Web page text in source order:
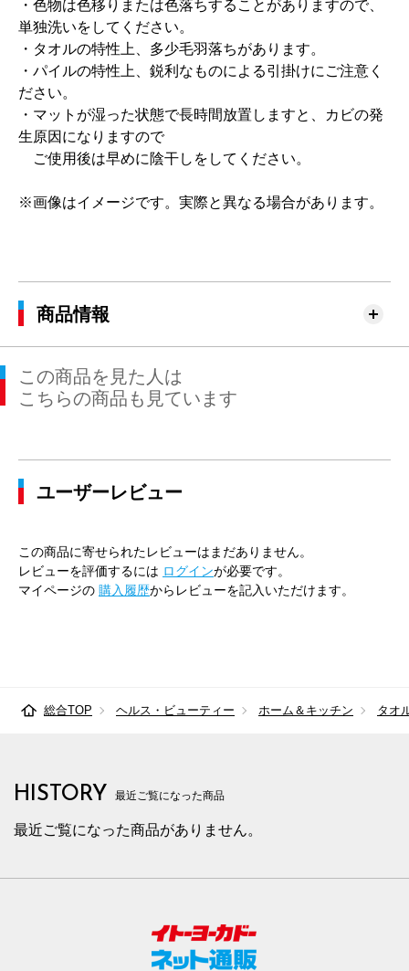
・色物は色移りまたは色落ちすることがありますので、
単独洗いをしてください。
・タオルの特性上、多少毛羽落ちがあります。
・パイルの特性上、鋭利なものによる引掛けにご注意く
ださい。
・マットが湿った状態で長時間放置しますと、カビの発
生原因になりますので
ご使用後は早めに陰干しをしてください。
※画像はイメージです。実際と異なる場合があります。
商品情報
この商品を見た人は
こちらの商品も見ています
ユーザーレビュー
この商品に寄せられたレビューはまだありません。
レビューを評価するには ログインが必要です。
マイページの 購入履歴からレビューを記入いただけます。
総合TOP ヘルス・ビューティー ホーム＆キッチン タオ
HISTORY 最近ご覧になった商品
最近ご覧になった商品がありません。